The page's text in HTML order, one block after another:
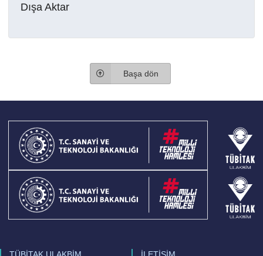
Dışa Aktar
Başa dön